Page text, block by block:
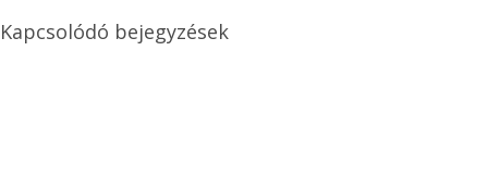
Kapcsolódó bejegyzések